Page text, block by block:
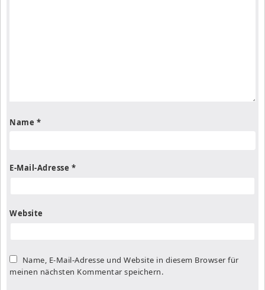
Name *
E-Mail-Adresse *
Website
Name, E-Mail-Adresse und Website in diesem Browser für
meinen nächsten Kommentar speichern.